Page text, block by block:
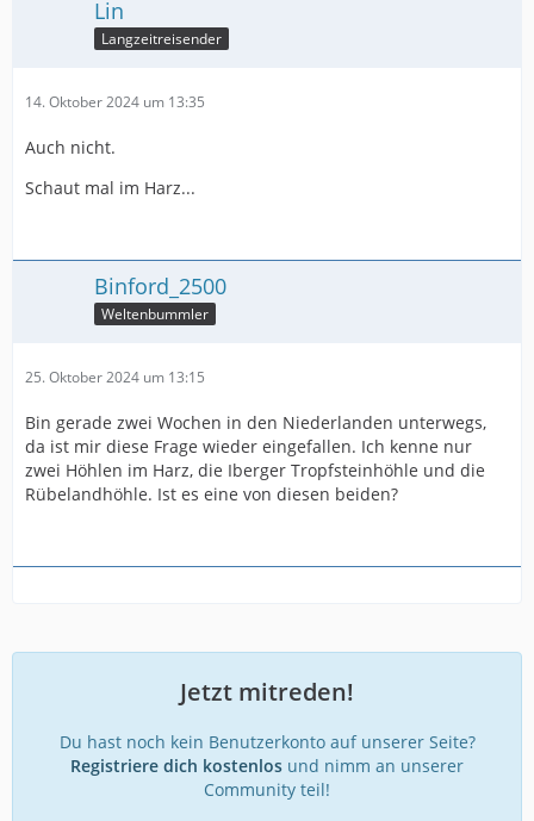
Lin
Langzeitreisender
14. Oktober 2024 um 13:35
Auch nicht.
Schaut mal im Harz...
Binford_2500
Weltenbummler
25. Oktober 2024 um 13:15
Bin gerade zwei Wochen in den Niederlanden unterwegs,
da ist mir diese Frage wieder eingefallen. Ich kenne nur
zwei Höhlen im Harz, die Iberger Tropfsteinhöhle und die
Rübelandhöhle. Ist es eine von diesen beiden?
Jetzt mitreden!
Du hast noch kein Benutzerkonto auf unserer Seite?
Registriere dich kostenlos und nimm an unserer
Community teil!